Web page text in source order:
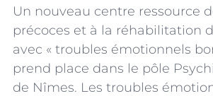
Un nouveau centre ressource
précoces et à la réhabilitation
avec « troubles émotionnels
prend place dans le pôle
de Nîmes. Les troubles